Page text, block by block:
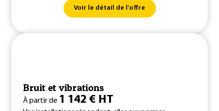
Voir le détail de l'offre
Bruit et vibrations
À partir de 1 142 € HT